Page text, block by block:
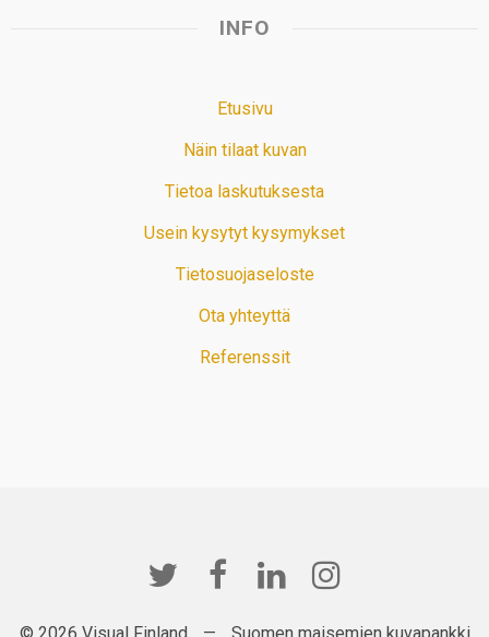
INFO
Etusivu
Näin tilaat kuvan
Tietoa laskutuksesta
Usein kysytyt kysymykset
Tietosuojaseloste
Ota yhteyttä
Referenssit